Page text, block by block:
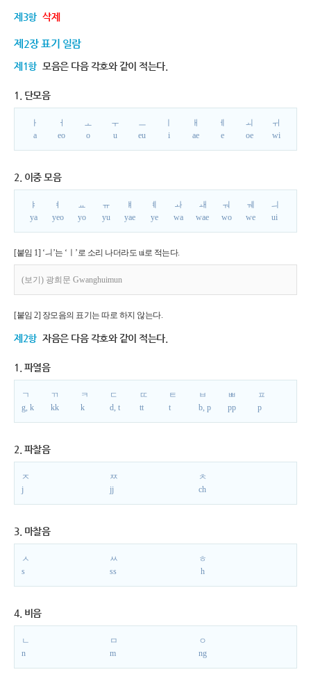
제3항 삭제
제2장 표기 일람
제1항 모음은 다음 각호와 같이 적는다.
1. 단모음
ㅏ
a
ㅓ
eo
ㅗ
o
ㅜ
u
ㅡ
eu
i
ㅐ
ae
ㅔ
e
ㅚ
oe
ㅟ
wi
2. 이중 모음
ㅑ
ya
ㅕ
yeo
ㅛ
yo
ㅠ
yu
ㅒ
yae
ㅖ
ye
ㅘ
wa
ㅙ
wae
ㅝ
wo
ㅞ
we
ㅢ
ui
[붙임 1] ‘ㅢ’는 ‘ㅣ’로 소리 나더라도 ui로 적는다.
(보기) 광희문 Gwanghuimun
[붙임 2] 장모음의 표기는 따로 하지 않는다.
제2항 자음은 다음 각호와 같이 적는다.
1. 파열음
ㄱ
g, k
ㄲ
kk
ㅋ
k
ㄷ
d, t
ㄸ
tt
ㅌ
t
ㅂ
b, p
ㅃ
pp
ㅍ
p
2. 파찰음
ㅈ
j
ㅉ
jj
ㅊ
ch
3. 마찰음
ㅅ
s
ㅆ
ss
ㅎ
h
4. 비음
ㄴ
n
ㅁ
m
ㅇ
ng